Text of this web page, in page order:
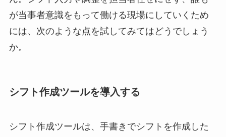
が当事者意識をもって働ける現場にしていくため
には、次のような点を試してみてはどうでしょう
か。
シフト作成ツールを導入する
シフト作成ツールは、手書きでシフトを作成した